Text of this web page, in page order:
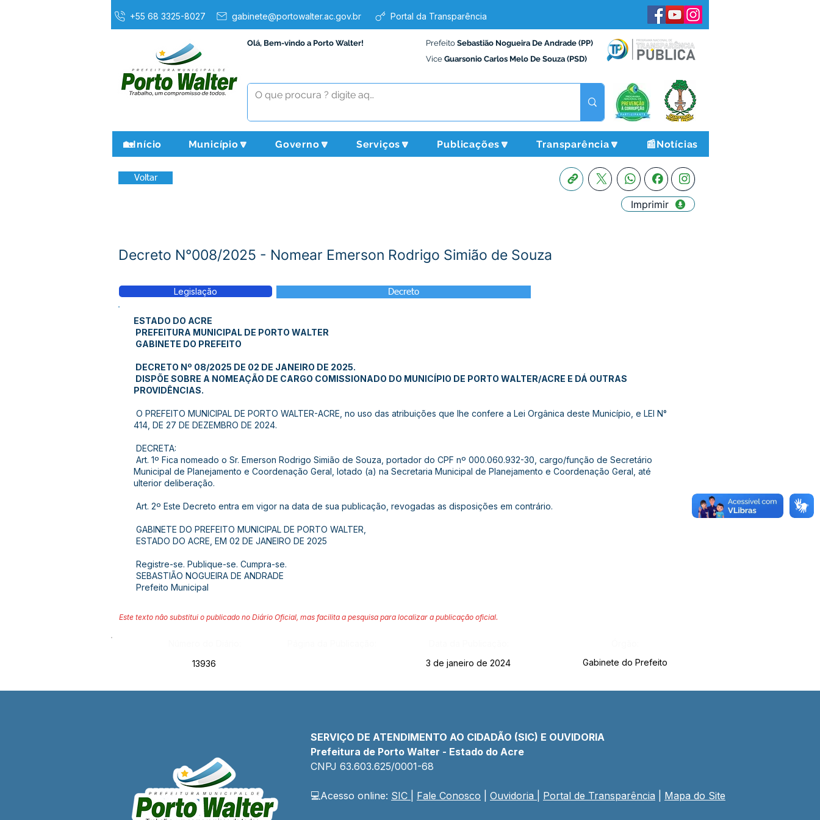
+55 68 3325-8027 gabinete@portowalter.ac.gov.br Portal da Transparência
Olá, Bem-vindo a Porto Walter! Prefeito Sebastião Nogueira De Andrade (PP)
Vice Guarsonio Carlos Melo De Souza (PSD)
🏡Início Município🔽 Governo🔽 Serviços🔽 Publicações🔽 Transparência🔽 📰Notícias
Voltar
Imprimir
Decreto N°008/2025 - Nomear Emerson Rodrigo Simião de Souza
Legislação Decreto
ESTADO DO ACRE
PREFEITURA MUNICIPAL DE PORTO WALTER
GABINETE DO PREFEITO
DECRETO Nº 08/2025 DE 02 DE JANEIRO DE 2025.
DISPÕE SOBRE A NOMEAÇÃO DE CARGO COMISSIONADO DO MUNICÍPIO DE PORTO WALTER/ACRE E DÁ OUTRAS
PROVIDÊNCIAS.
O PREFEITO MUNICIPAL DE PORTO WALTER-ACRE, no uso das atribuições que lhe confere a Lei Orgânica deste Município, e LEI N°
414, DE 27 DE DEZEMBRO DE 2024.
DECRETA:
Art. 1º Fica nomeado o Sr. Emerson Rodrigo Simião de Souza, portador do CPF nº 000.060.932-30, cargo/função de Secretário
Municipal de Planejamento e Coordenação Geral, lotado (a) na Secretaria Municipal de Planejamento e Coordenação Geral, até
ulterior deliberação.
Art. 2º Este Decreto entra em vigor na data de sua publicação, revogadas as disposições em contrário.
GABINETE DO PREFEITO MUNICIPAL DE PORTO WALTER,
ESTADO DO ACRE, EM 02 DE JANEIRO DE 2025
Registre-se. Publique-se. Cumpra-se.
SEBASTIÃO NOGUEIRA DE ANDRADE
Prefeito Municipal
Este texto não substitui o publicado no Diário Oficial, mas facilita a pesquisa para localizar a publicação oficial.
13936
3 de janeiro de 2024 Gabinete do Prefeito
SERVIÇO DE ATENDIMENTO AO CIDADÃO (SIC) E OUVIDORIA
Prefeitura de Porto Walter - Estado do Acre
CNPJ 63.603.625/0001-68
💻Acesso online: SIC Fale Conosco Ouvidoria Portal de Transparência Mapa do Site